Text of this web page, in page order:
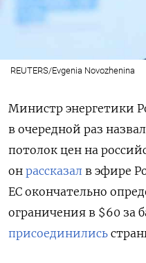
REUTERS/Evgenia Novozhenina
Министр энергетики
в очередной раз
потолок цен на
он рассказал в эфире
ЕС окончательно
ограничения в $60 за
присоединились